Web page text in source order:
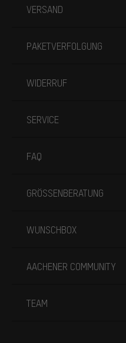
VERSAND
PAKETVERFOLGUNG
WIDERRUF
SERVICE
FAQ
GRÖSSENBERATUNG
WUNSCHBOX
AACHENER COMMUNITY
TEAM